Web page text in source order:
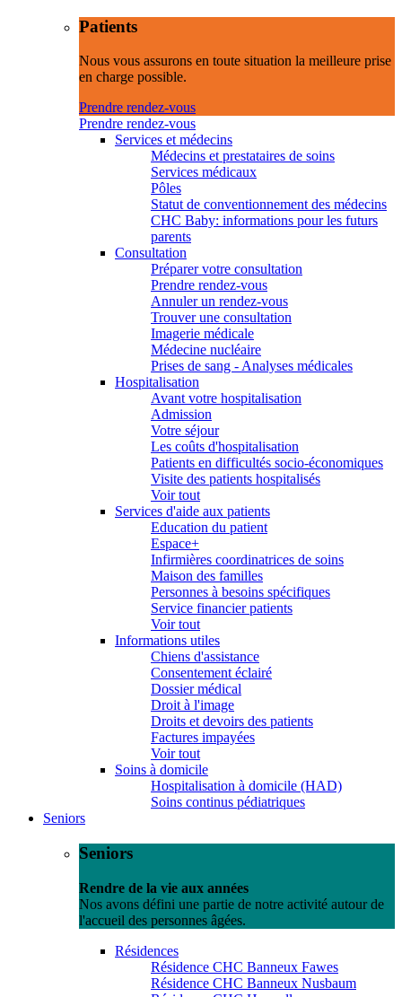
Patients
Nous vous assurons en toute situation la meilleure prise
en charge possible.
Prendre rendez-vous
Prendre rendez-vous
Services et médecins
Médecins et prestataires de soins
Services médicaux
Pôles
Statut de conventionnement des médecins
CHC Baby: informations pour les futurs
parents
Consultation
Préparer votre consultation
Prendre rendez-vous
Annuler un rendez-vous
Trouver une consultation
Imagerie médicale
Médecine nucléaire
Prises de sang - Analyses médicales
Hospitalisation
Avant votre hospitalisation
Admission
Votre séjour
Les coûts d'hospitalisation
Patients en difficultés socio-économiques
Visite des patients hospitalisés
Voir tout
Services d'aide aux patients
Education du patient
Espace+
Infirmières coordinatrices de soins
Maison des familles
Personnes à besoins spécifiques
Service financier patients
Voir tout
Informations utiles
Chiens d'assistance
Consentement éclairé
Dossier médical
Droit à l'image
Droits et devoirs des patients
Factures impayées
Voir tout
Soins à domicile
Hospitalisation à domicile (HAD)
Soins continus pédiatriques
Seniors
Seniors
Rendre de la vie aux années
Nos avons défini une partie de notre activité autour de
l'accueil des personnes âgées.
Résidences
Résidence CHC Banneux Fawes
Résidence CHC Banneux Nusbaum